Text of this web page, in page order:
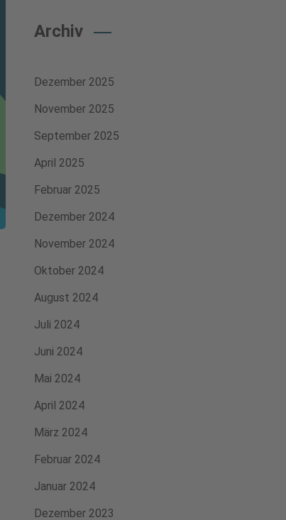
Archiv
Dezember 2025
November 2025
September 2025
April 2025
Februar 2025
Dezember 2024
November 2024
Oktober 2024
August 2024
Juli 2024
Juni 2024
Mai 2024
April 2024
März 2024
Februar 2024
Januar 2024
Dezember 2023